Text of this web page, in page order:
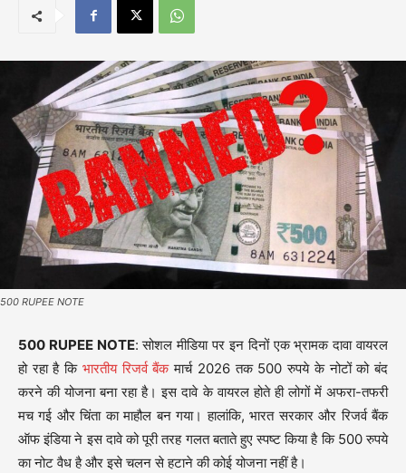
500 RUPEE NOTE
500 RUPEE NOTE: सोशल मीडिया पर इन दिनों एक भ्रामक दावा वायरल
हो रहा है कि भारतीय रिजर्व बैंकमार्च 2026 तक 500 रुपये के नोटों को बंद
करने की योजना बना रहा है। इस दावे के वायरल होते ही लोगों में अफरा-तफरी
मच गई और चिंता का माहौल बन गया। हालांकि, भारत सरकार और रिजर्व बैंक
ऑफ इंडिया ने इस दावे को पूरी तरह गलत बताते हुए स्पष्ट किया है कि 500 रुपये
का नोट वैध है और इसे चलन से हटाने की कोई योजना नहीं है।